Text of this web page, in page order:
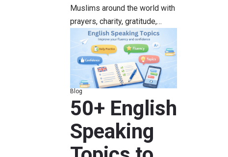
Muslims around the world with
prayers, charity, gratitude,…
Blog
50+ English
Speaking